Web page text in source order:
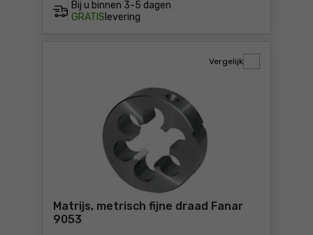
Bij u binnen 3-5 dagen
GRATIS levering
Matrijs, metrisch fijne draad Fanar
9053
Vergelijk